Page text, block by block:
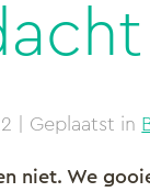
| Geplaatst in
niet. We